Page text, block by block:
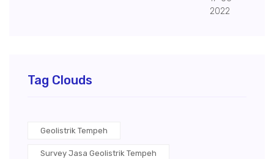
2022
Tag Clouds
Geolistrik Tempeh
Survey Jasa Geolistrik Tempeh